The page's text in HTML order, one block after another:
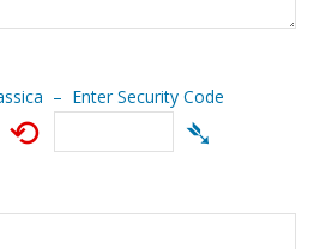
– Enter Security Code
⟲ ➴